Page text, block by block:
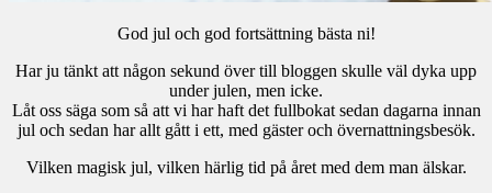
God jul och god fortsättning bästa ni!
Har ju tänkt att någon sekund över till bloggen skulle väl dyka upp
under julen, men icke.
Låt oss säga som så att vi har haft det fullbokat sedan dagarna innan
jul och sedan har allt gått i ett, med gäster och övernattningsbesök.
Vilken magisk jul, vilken härlig tid på året med dem man älskar.